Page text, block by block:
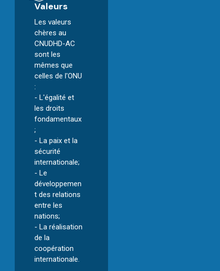
Valeurs
Les valeurs
chères au
CNUDHD-AC
sont les
mêmes que
celles de l'ONU
:
- L'égalité et
les droits
fondamentaux
;
- La paix et la
sécurité
internationale;
- Le
développemen
t des relations
entre les
nations;
- La réalisation
de la
coopération
internationale.